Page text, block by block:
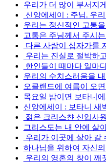
우리가 더 많이 부서지
신앙에세이 : 주님. 우
우리는 정신적인 고통
고통은 주님께서 주시
다른 사람이 십자가를
우리는 진실로 절박하
한인들이 때마다 일마
우리의 수치스러움을
오클랜드에 여름이 오
목요일 밤이면 보타니
신앙에세이 : 보타니 새
젊은 크리스챤 신입사
그리스도는 내 안에 살
우리가 이곳에 살아 갈
하나님을 위하여 자신
우리의 영혼의 창이 깨